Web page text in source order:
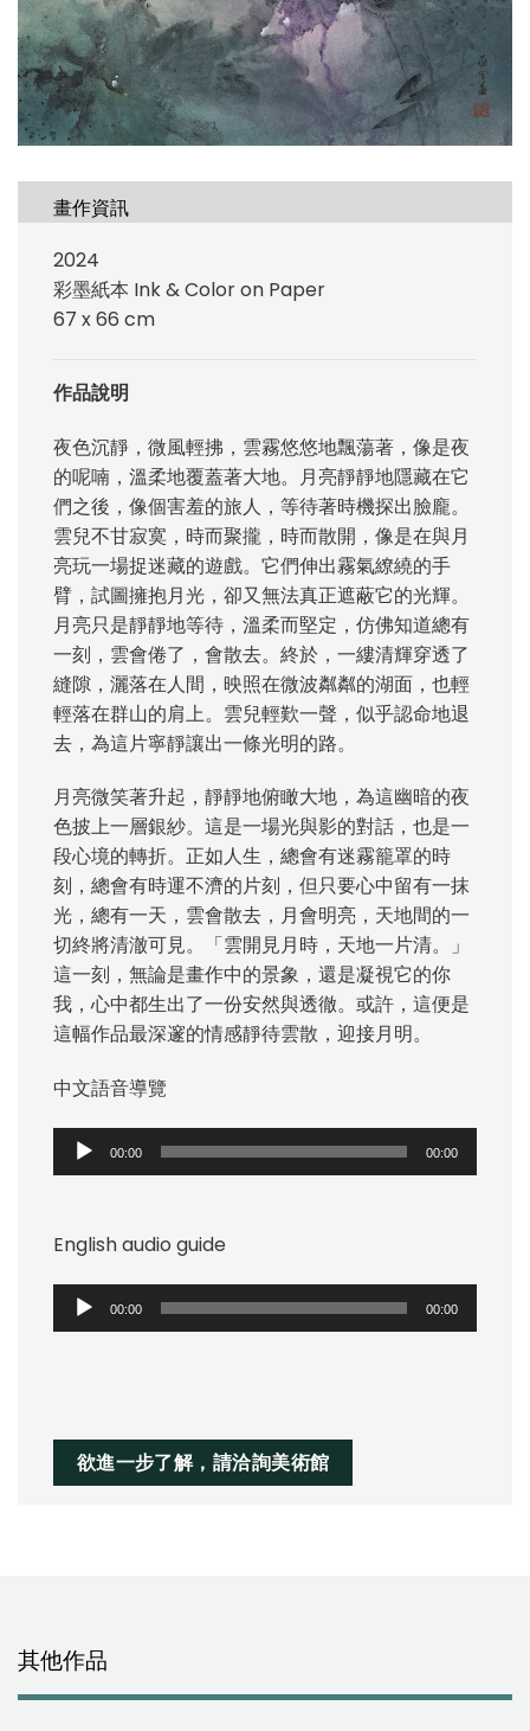
畫作資訊
2024
彩墨紙本 Ink & Color on Paper
67 x 66 cm
作品說明
夜色沉靜，微風輕拂，雲霧悠悠地飄蕩著，像是夜
的呢喃，溫柔地覆蓋著大地。月亮靜靜地隱藏在它
們之後，像個害羞的旅人，等待著時機探出臉龐。
雲兒不甘寂寞，時而聚攏，時而散開，像是在與月
亮玩一場捉迷藏的遊戲。它們伸出霧氣繚繞的手
臂，試圖擁抱月光，卻又無法真正遮蔽它的光輝。
月亮只是靜靜地等待，溫柔而堅定，仿佛知道總有
一刻，雲會倦了，會散去。終於，一縷清輝穿透了
縫隙，灑落在人間，映照在微波粼粼的湖面，也輕
輕落在群山的肩上。雲兒輕歎一聲，似乎認命地退
去，為這片寧靜讓出一條光明的路。
月亮微笑著升起，靜靜地俯瞰大地，為這幽暗的夜
色披上一層銀紗。這是一場光與影的對話，也是一
段心境的轉折。正如人生，總會有迷霧籠罩的時
刻，總會有時運不濟的片刻，但只要心中留有一抹
光，總有一天，雲會散去，月會明亮，天地間的一
切終將清澈可見。「雲開見月時，天地一片清。」
這一刻，無論是畫作中的景象，還是凝視它的你
我，心中都生出了一份安然與透徹。或許，這便是
這幅作品最深邃的情感靜待雲散，迎接月明。
中文語音導覽
訊
器
00:00 00:00
English audio guide
訊
00:00 00:00
欲進一步了解，請洽詢美術館
其他作品